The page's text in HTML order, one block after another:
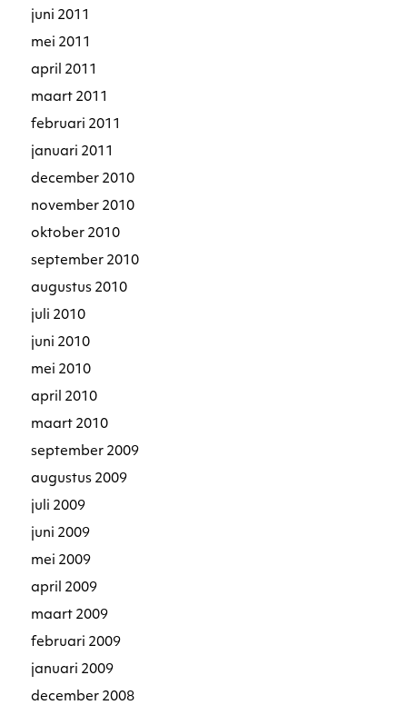
juni 2011
mei 2011
april 2011
maart 2011
februari 2011
januari 2011
december 2010
november 2010
oktober 2010
september 2010
augustus 2010
juli 2010
juni 2010
mei 2010
april 2010
maart 2010
september 2009
augustus 2009
juli 2009
juni 2009
mei 2009
april 2009
maart 2009
februari 2009
januari 2009
december 2008